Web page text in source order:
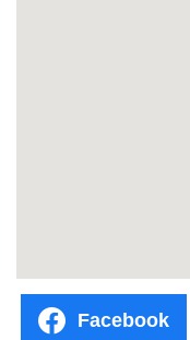
Facebook